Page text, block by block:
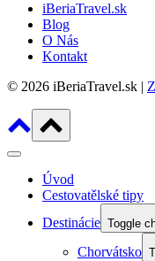
iBeriaTravel.sk
Blog
O Nás
Kontakt
© 2026 iBeriaTravel.sk |
Úvod
Cestovatělské tipy
Destinácie Toggle
Chorvátsko